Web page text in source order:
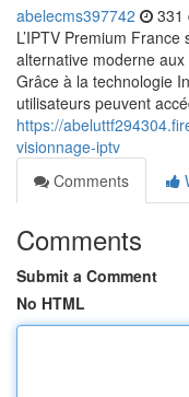
abelecms397742 331
L’IPTV Premium France
alternative moderne
Grâce à la technologie
utilisateurs peuvent
https://
visionnage-iptv
Comments
Comments
Submit a Comment
No HTML